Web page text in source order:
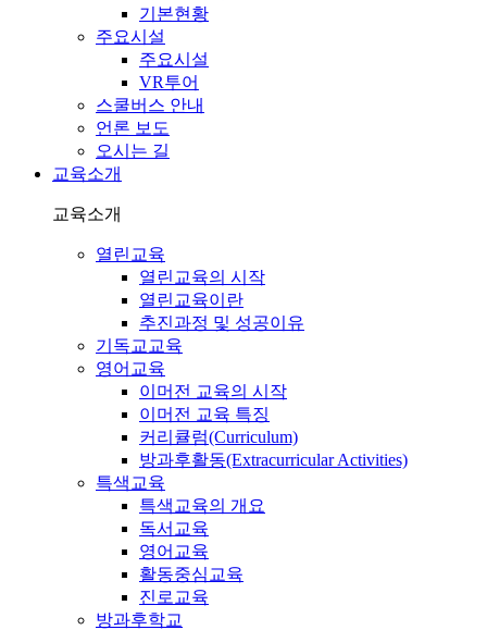
기본현황
주요시설
주요시설
VR투어
스쿨버스 안내
언론 보도
오시는 길
교육소개
교육소개
열린교육
열린교육의 시작
열린교육이란
추진과정 및 성공이유
기독교교육
영어교육
이머전 교육의 시작
이머전 교육 특징
커리큘럼(Curriculum)
방과후활동(Extracurricular Activities)
특색교육
특색교육의 개요
독서교육
영어교육
활동중심교육
진로교육
방과후학교